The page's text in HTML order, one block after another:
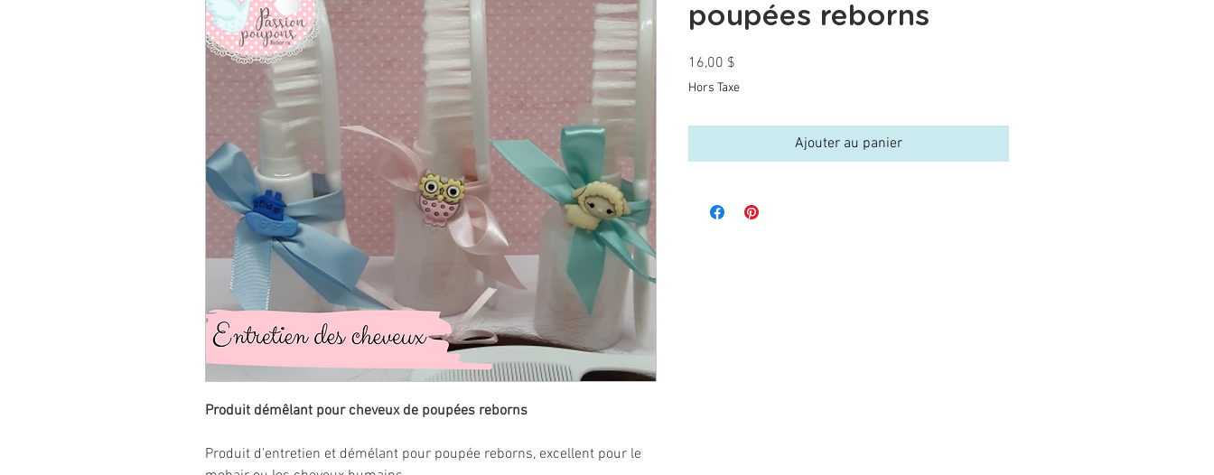
Produit démêlant pour cheveux de poupées reborns
Produit d'entretien et démélant pour poupée reborns, excellent pour le
poupées reborns
16,00 $
Hors Taxe
Ajouter au panier